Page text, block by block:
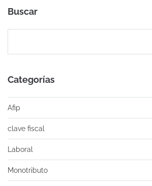
Buscar
Categorías
Afip
clave fiscal
Laboral
Monotributo